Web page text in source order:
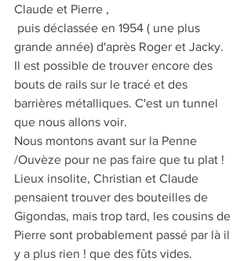
Claude et Pierre ,
grande année) d'après Roger et Jacky.
Il est possible de trouver encore des
bouts de rails sur le tracé et des
barrières métalliques. C'est un tunnel
que nous allons voir.
Nous montons avant sur la Penne
/Ouvèze pour ne pas faire que tu plat !
Lieux insolite, Christian et Claude
pensaient trouver des bouteilles de
Gigondas, mais trop tard, les cousins de
Pierre sont probablement passé par là il
y a plus rien ! que des fûts vides.